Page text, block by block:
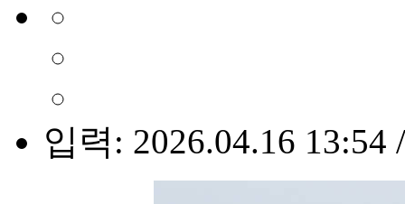
입력: 2026.04.16 13:54